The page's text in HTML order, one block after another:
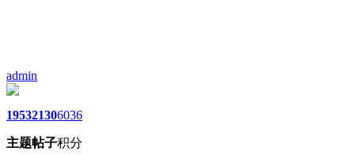
admin
1953
主题
2130
帖子
6036
积分